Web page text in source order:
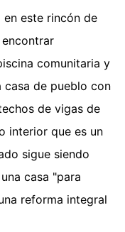
este rincón de
comunitaria y
casa de pueblo con
de vigas de
interior que es un
sigue siendo
casa "para
reforma integral